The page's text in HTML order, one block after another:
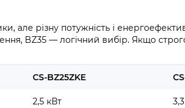
але різну потужність і
BZ35 — логічний вибір. Якщо
CS-BZ25ZKE
2,5 кВт